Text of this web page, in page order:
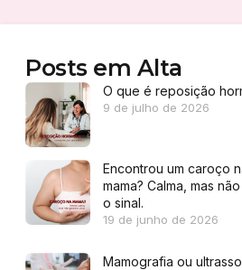
Posts em Alta
O que é reposição
9 de julho de 2026
Encontrou um caroço
mama? Calma, mas
o sinal.
19 de junho de 2026
Mamografia ou